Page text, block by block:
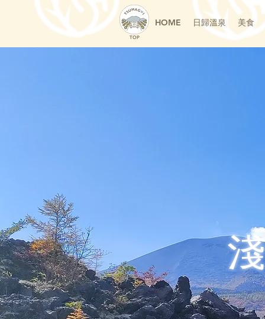
HOME 日歸溫泉 美食
TOP